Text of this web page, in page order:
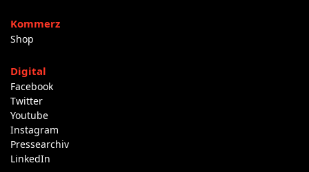
Kommerz
Shop
Digital
Facebook
Twitter
Youtube
Instagram
Pressearchiv
LinkedIn